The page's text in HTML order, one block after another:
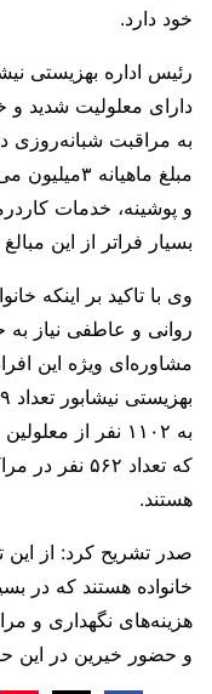
خود دارد.
دارای معلولیت شدید و
به مراقبت شبانه‌روزی
مبلغ
و پوشینه، خدمات
بسیار فراتر از این
وی با تاکید بر اینکه
روانی و عاطفی نیاز به
مشاوره‌ای ویژه این
به ۱۱۰۲ نفر از
که تعداد
هستند.
خانواده هستند که در
هزینه‌های نگهداری و
و حضور خیرین در این